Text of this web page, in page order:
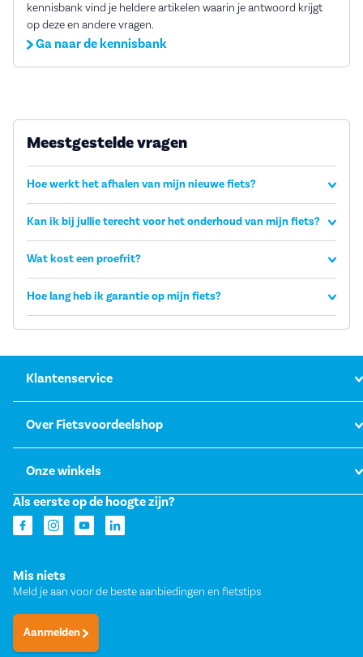
kennisbank vind je heldere artikelen waarin je antwoord krijgt
op deze en andere vragen.
Ga naar de kennisbank
Meestgestelde vragen
Hoe werkt het afhalen van mijn nieuwe fiets?
Kan ik bij jullie terecht voor het onderhoud van mijn fiets?
Wat kost een proefrit?
Hoe lang heb ik garantie op mijn fiets?
Klantenservice
Over Fietsvoordeelshop
Onze winkels
Als eerste op de hoogte zijn?
Mis niets
Meld je aan voor de beste aanbiedingen en fietstips
Aanmelden